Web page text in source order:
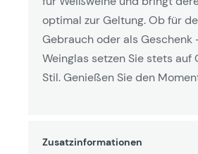
optimal zur Geltung. Ob für
Gebrauch oder als Geschenk
Weinglas setzen Sie stets auf
Stil. Genießen Sie den
Zusatzinformationen